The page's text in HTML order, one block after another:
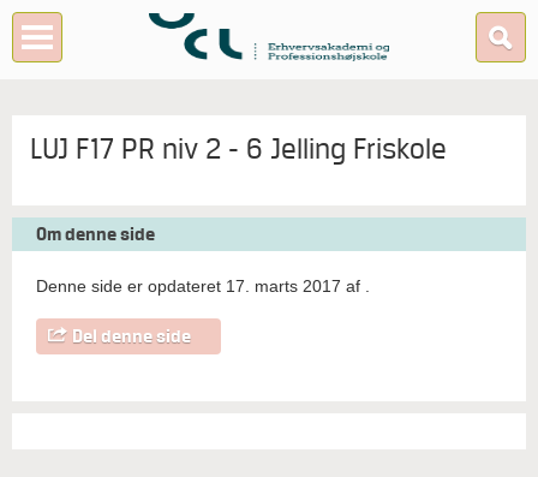
LUJ F17 PR niv 2 - 6 Jelling Friskole
Om denne side
Denne side er opdateret 17. marts 2017 af
Del denne side